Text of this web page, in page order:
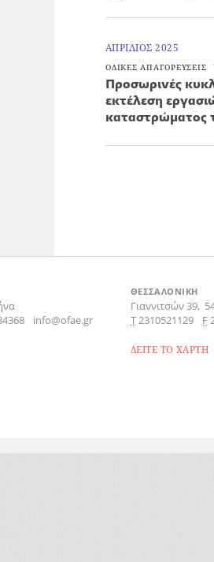
ΑΠΡΙΛΙΟΣ 2025
ΟΔΙΚΕΣ ΑΠΑΓΟΡΕΥΣΕΙΣ
Προσωρινές
εκτέλεση
καταστρώματος
info@ofae.gr
ΘΕΣΣΑΛΟΝΙΚΗ
Γιαννιτσών 39,
Τ2310521129 F
ΔΕΙΤΕ ΤΟ ΧΑΡΤΗ